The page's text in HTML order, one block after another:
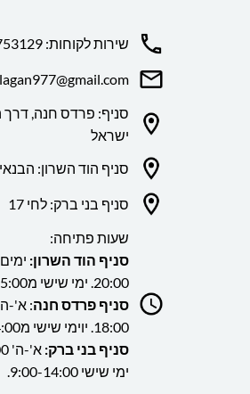
שירות לקוחות: 0733753129
lagan977@gmail.com
ישראל
סניף הוד השרון: הבנאי 4,
סניף בני ברק: לחי 17
שעות פתיחה:
סניף הוד השרון:
20:00. ימי שישי מ9:00-15:00
סניף פרדס חנה
18:00. יוימי שישי מ9:00-14:00.
סניף בני ברק:
ימי שישי 9:00-14:00.